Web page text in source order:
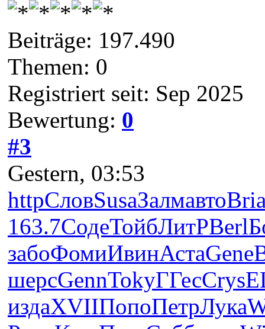
Beiträge: 197.490
Themen: 0
Registriert seit: Sep 2025
Bewertung: 0
#3
Gestern, 03:53
httpСловSusaЗалмавто
163.7СодеТойбЛитРBerl
забоФомиИвинАстаGene
шерсGennTokyГГесCrys
издаXVIIПопоПетрЛука